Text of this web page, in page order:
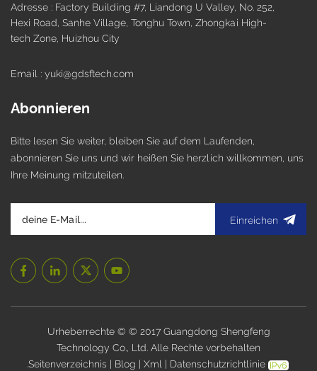
Adresse : Factory Building #7, Liandong U Valley, No. 252,
Hexi Road, Sanhe Village, Tonghu Town, Zhongkai High-
tech Zone, Huizhou City
Email : yuki@gdsftech.com
Abonnieren
Bitte lesen Sie weiter, bleiben Sie auf dem Laufenden,
abonnieren Sie uns und wir heißen Sie herzlich willkommen, uns
Ihre Meinung mitzuteilen.
Einreichen
Urheberrechte © © 2017 Guangdong Shengfeng
Technology Co., Ltd. Alle Rechte vorbehalten
.Seitenverzeichnis Blog Xml| Datenschutzrichtlinie